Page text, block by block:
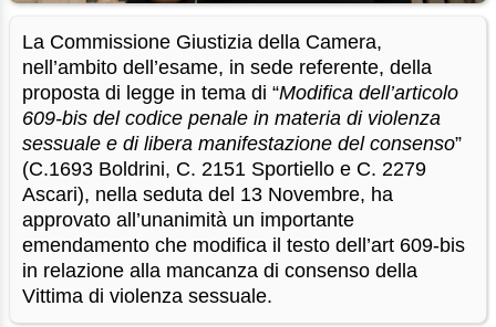
La Commissione Giustizia della Camera,
nell’ambito dell’esame, in sede referente, della
proposta di legge in tema di “Modifica dell’articolo
609-bis del codice penale in materia di violenza
sessuale e di libera manifestazione del consenso”
(C.1693 Boldrini, C. 2151 Sportiello e C. 2279
Ascari), nella seduta del 13 Novembre, ha
approvato all’unanimità un importante
emendamento che modifica il testo dell’art 609-bis
in relazione alla mancanza di consenso della
Vittima di violenza sessuale.